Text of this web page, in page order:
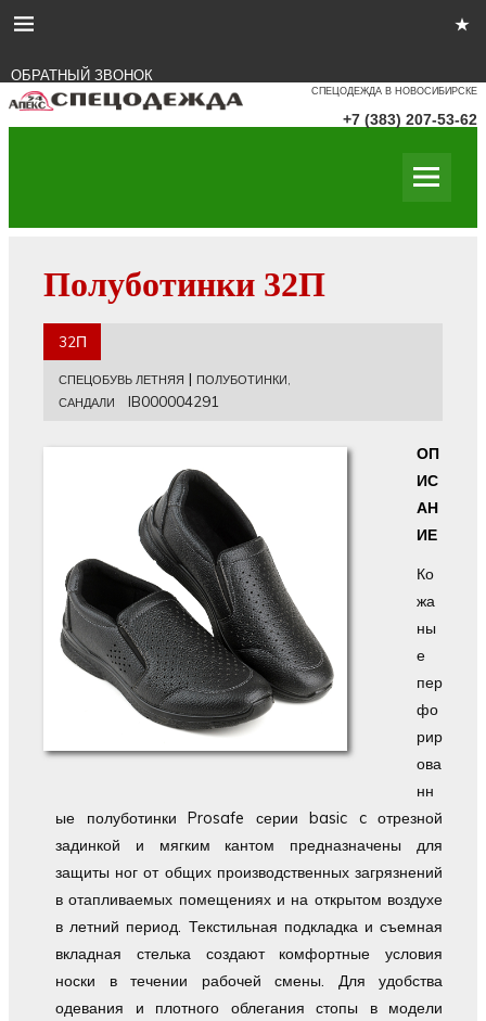
ОБРАТНЫЙ ЗВОНОК
СПЕЦОДЕЖДА В НОВОСИБИРСКЕ
+7 (383) 207-53-62
Полуботинки 32П
32П
СПЕЦОБУВЬ ЛЕТНЯЯ | ПОЛУБОТИНКИ,
САНДАЛИ
IB000004291
ОП
ИС
АН
ИЕ
Ко
жа
ны
е
пер
фо
рир
ова
нн
ые полуботинки Prosafe серии basic c отрезной
задинкой и мягким кантом предназначены для
защиты ног от общих производственных загрязнений
в отапливаемых помещениях и на открытом воздухе
в летний период. Текстильная подкладка и съемная
вкладная стелька создают комфортные условия
носки в течении рабочей смены. Для удобства
одевания и плотного облегания стопы в модели